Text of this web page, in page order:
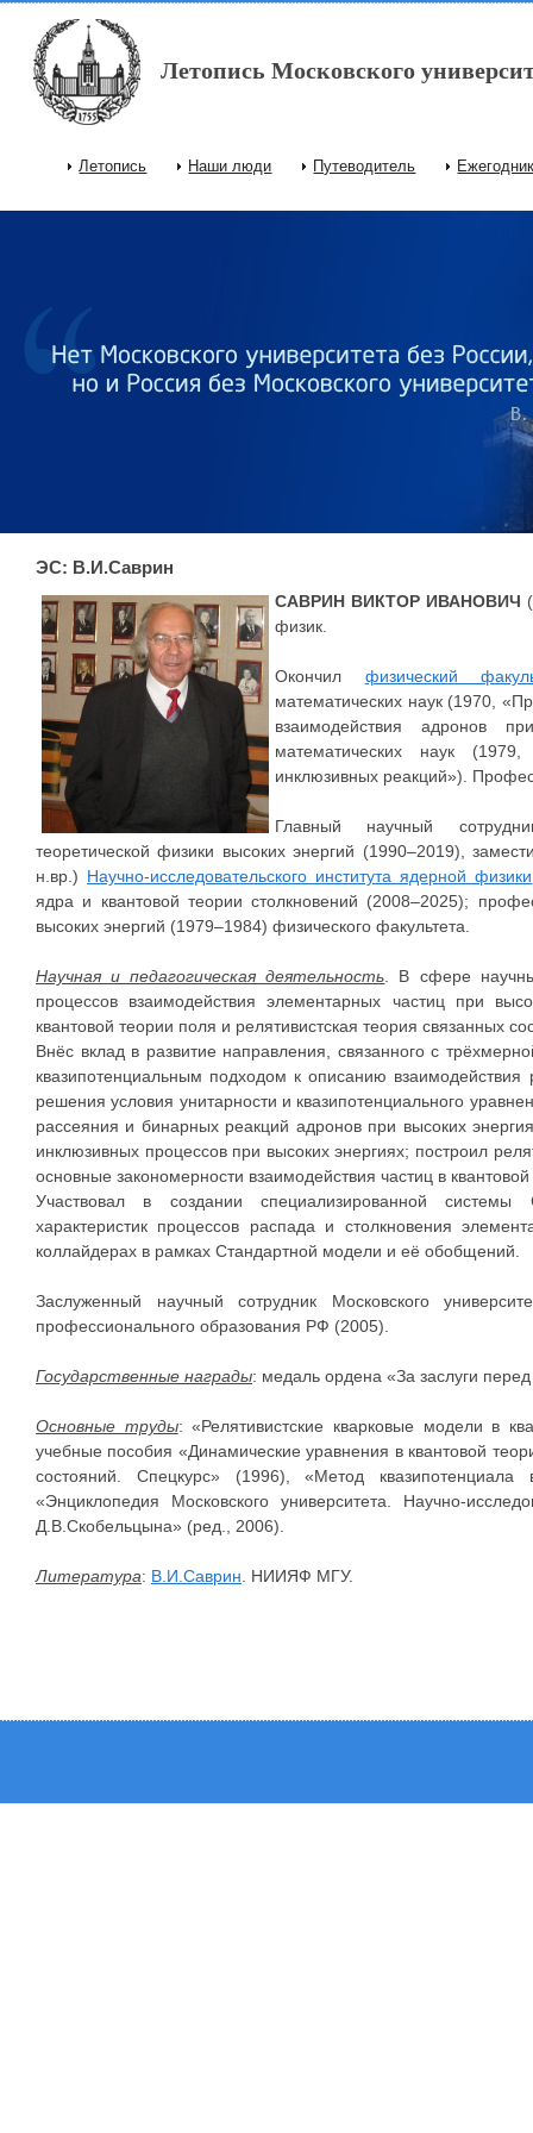
Перейти к основному содержанию
Летопись Московского
Главное меню
Летопись Наши люди Путеводитель
ЭС: В.И.Саврин
САВРИН ВИКТОР ИВАНОВИЧ
физик.
Окончил физический
математических наук (1970,
взаимодействия адронов
математических наук
инклюзивных реакций»).
Главный научный
теоретической физики высоких энергий (1990–2019),
н.вр.) Научно-исследовательского института ядерной физики
ядра и квантовой теории столкновений (2008–2025);
высоких энергий (1979–1984) физического факультета.
Научная и педагогическая деятельность . В сфере
процессов взаимодействия элементарных частиц при
квантовой теории поля и релятивистская теория связанных
Внёс вклад в развитие направления, связанного с
квазипотенциальным подходом к описанию взаимодействия
решения условия унитарности и квазипотенциального
рассеяния и бинарных реакций адронов при высоких
инклюзивных процессов при высоких энергиях; построил
основные закономерности взаимодействия частиц в
Участвовал в создании специализированной системы
характеристик процессов распада и столкновения
коллайдерах в рамках Стандартной модели и её обобщений.
Заслуженный научный сотрудник Московского
профессионального образования РФ (2005).
Государственные награды: медаль ордена «За заслуги
Основные труды: «Релятивистские кварковые модели в
учебные пособия «Динамические уравнения в квантовой
состояний. Спецкурс» (1996), «Метод
«Энциклопедия Московского университета. Научно-
Д.В.Скобельцына» (ред., 2006).
Литература: В.И.Саврин . НИИЯФ МГУ.